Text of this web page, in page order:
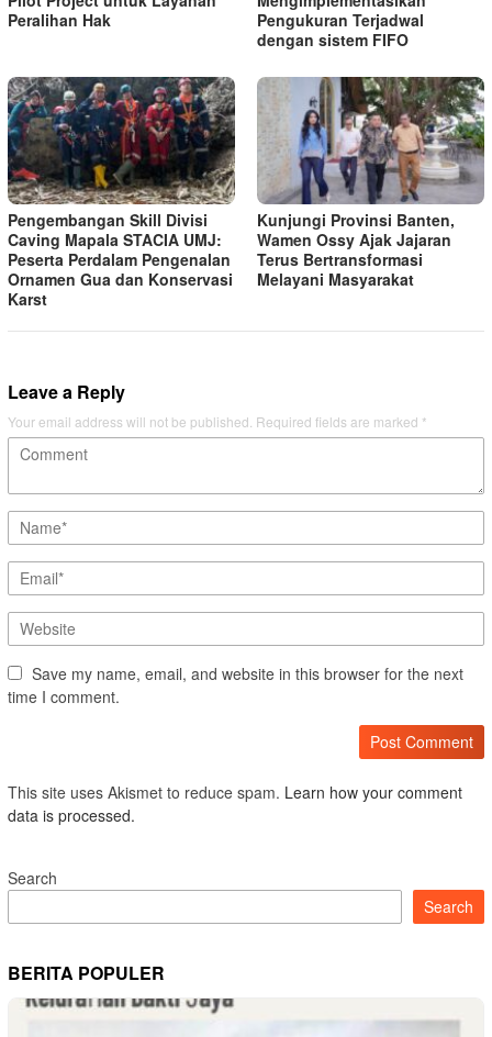
Peralihan Hak
Pengukuran Terjadwal
dengan sistem FIFO
Pengembangan Skill Divisi
Caving Mapala STACIA UMJ:
Peserta Perdalam Pengenalan
Ornamen Gua dan Konservasi
Karst
Kunjungi Provinsi Banten,
Wamen Ossy Ajak Jajaran
Terus Bertransformasi
Melayani Masyarakat
Leave a Reply
Your email address will not be published. Required fields are marked *
Save my name, email, and website in this browser for the next
time I comment.
This site uses Akismet to reduce spam. Learn how your comment
data is processed.
Search
Search
BERITA POPULER